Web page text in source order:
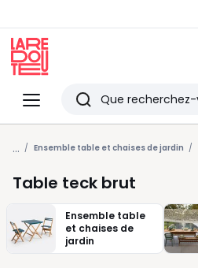
Menu
Redoute
Rechercher
Derniers
articles
vus
... Ensemble table et chaises de jardin
Table teck brut
Ensemble table
et chaises de
jardin